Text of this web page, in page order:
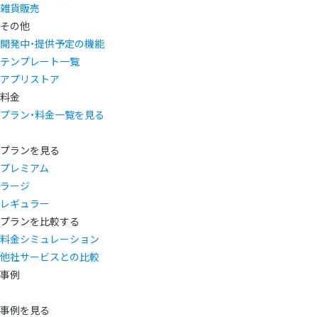
雑貨販売
その他
開発中・提供予定の機能
テンプレート一覧
アプリストア
料金
プラン・料金一覧を見る
プランを見る
プレミアム
ラージ
レギュラー
プランを比較する
料金シミュレーション
他社サービスとの比較
事例
事例を見る